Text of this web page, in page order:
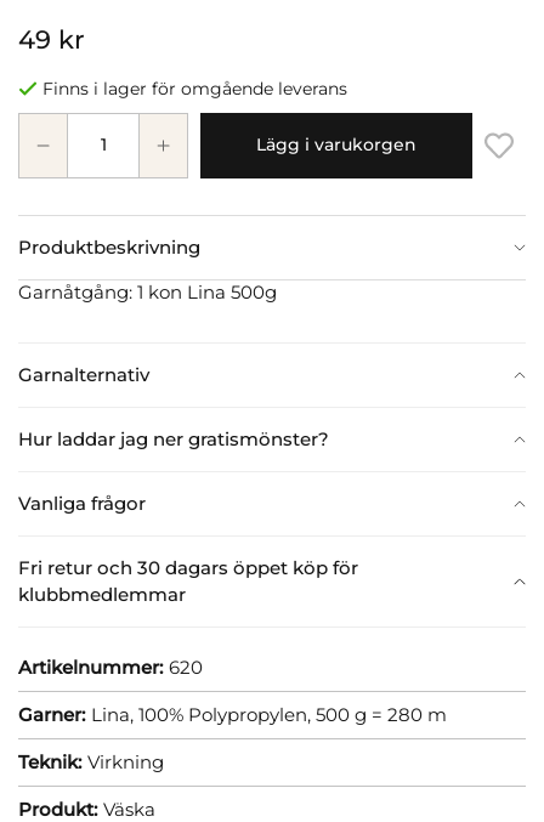
49 kr
Finns i lager för omgående leverans
Lägg i varukorgen
Produktbeskrivning
Garnalternativ
Hur laddar jag ner gratismönster?
Vanliga frågor
Fri retur och 30 dagars öppet köp för
klubbmedlemmar
Garnåtgång: 1 kon Lina 500g
Artikelnummer: 620
Garner: Lina, 100% Polypropylen, 500 g = 280 m
Teknik: Virkning
Produkt: Väska